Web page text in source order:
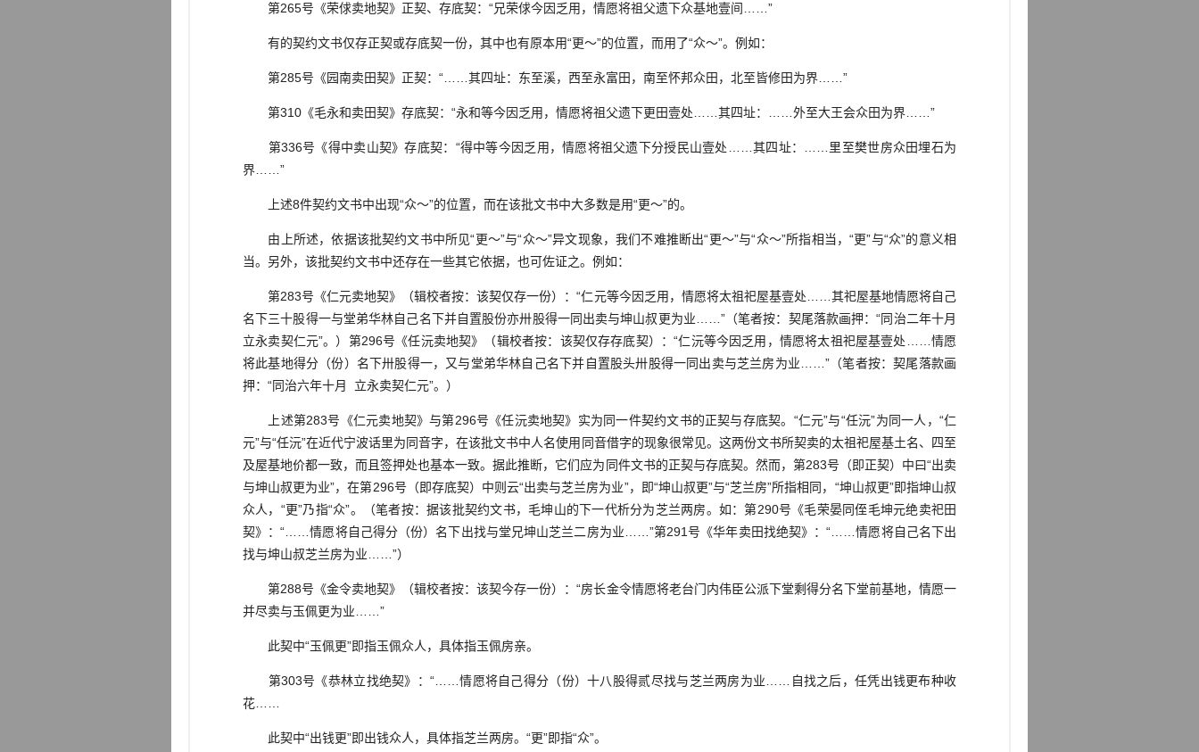
第265号《荣俅卖地契》正契、存底契：“兄荣俅今因乏用，情愿将祖父遗下众基地壹间……”
有的契约文书仅存正契或存底契一份，其中也有原本用“更～”的位置，而用了“众～”。例如：
第285号《园南卖田契》正契：“……其四址：东至溪，西至永富田，南至怀邦众田，北至皆修田为界……”
第310《毛永和卖田契》存底契：“永和等今因乏用，情愿将祖父遗下更田壹处……其四址：……外至大王会众田为界……”
第336号《得中卖山契》存底契：“得中等今因乏用，情愿将祖父遗下分授民山壹处……其四址：……里至樊世房众田埋石为
界……”
上述8件契约文书中出现“众～”的位置，而在该批文书中大多数是用“更～”的。
由上所述，依据该批契约文书中所见“更～”与“众～”异文现象，我们不难推断出“更～”与“众～”所指相当，“更”与“众”的意义相
当。另外，该批契约文书中还存在一些其它依据，也可佐证之。例如：
第283号《仁元卖地契》（辑校者按：该契仅存一份）：“仁元等今因乏用，情愿将太祖祀屋基壹处……其祀屋基地情愿将自己
名下三十股得一与堂弟华林自己名下并自置股份亦卅股得一同出卖与坤山叔更为业……”（笔者按：契尾落款画押：“同治二年十月
立永卖契仁元”。）第296号《任沅卖地契》（辑校者按：该契仅存存底契）：“仁沅等今因乏用，情愿将太祖祀屋基壹处……情愿
将此基地得分（份）名下卅股得一，又与堂弟华林自己名下并自置股头卅股得一同出卖与芝兰房为业……”（笔者按：契尾落款画
押：“同治六年十月 立永卖契仁元”。）
上述第283号《仁元卖地契》与第296号《任沅卖地契》实为同一件契约文书的正契与存底契。“仁元”与“任沅”为同一人，“仁
元”与“任沅”在近代宁波话里为同音字，在该批文书中人名使用同音借字的现象很常见。这两份文书所契卖的太祖祀屋基土名、四至
及屋基地价都一致，而且签押处也基本一致。据此推断，它们应为同件文书的正契与存底契。然而，第283号（即正契）中曰“出卖
与坤山叔更为业”，在第296号（即存底契）中则云“出卖与芝兰房为业”，即“坤山叔更”与“芝兰房”所指相同，“坤山叔更”即指坤山叔
众人，“更”乃指“众”。（笔者按：据该批契约文书，毛坤山的下一代析分为芝兰两房。如：第290号《毛荣晏同侄毛坤元绝卖祀田
契》：“……情愿将自己得分（份）名下出找与堂兄坤山芝兰二房为业……”第291号《华年卖田找绝契》：“……情愿将自己名下出
找与坤山叔芝兰房为业……”）
第288号《金令卖地契》（辑校者按：该契今存一份）：“房长金令情愿将老台门内伟臣公派下堂剩得分名下堂前基地，情愿一
并尽卖与玉佩更为业……”
此契中“玉佩更”即指玉佩众人，具体指玉佩房亲。
第303号《恭林立找绝契》：“……情愿将自己得分（份）十八股得贰尽找与芝兰两房为业……自找之后，任凭出钱更布种收
花……
此契中“出钱更”即出钱众人，具体指芝兰两房。“更”即指“众”。